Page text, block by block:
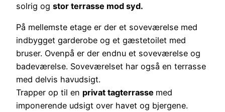
solrig og stor terrasse mod syd.
På mellemste etage er der et soveværelse med
indbygget garderobe og et gæstetoilet med
bruser. Ovenpå er der endnu et soveværelse og
badeværelse. Soveværelset har også en terrasse
med delvis havudsigt.
Trapper op til en privat tagterrasse med
imponerende udsigt over havet og bjergene.